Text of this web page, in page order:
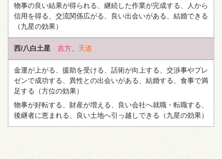
物事の良い結果が得られる、継続した作業が完成する、人から
信用を得る、交流関係広がる、良い出会いがある、結婚できる
（九星の効果）
西/八白土星 吉方、 天道
金運が上がる、援助を受ける、話術が向上する、交渉事やプレ
ゼンで成功する、異性との出会いがある、結婚する、食事で満
足する （方位の効果）
物事が好転する、財産が増える、良い会社へ就職・転職する、
後継者に恵まれる、良い土地へ引っ越しできる （九星の効果）